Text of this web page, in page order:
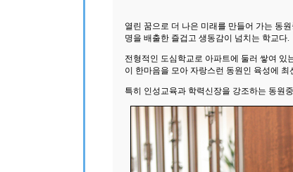
열린 꿈으로 더 나은 미래를 만들어 가는 동
명을 배출한 즐겁고 생동감이 넘치는 학교다.
전형적인 도심학교로 아파트에 둘러 쌓여 있
이 한마음을 모아 자랑스런 동원인 육성에 최
특히 인성교육과 학력신장을 강조하는 동원